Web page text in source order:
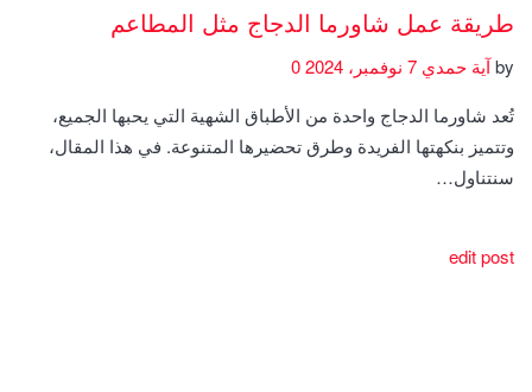
طريقة عمل شاورما الدجاج مثل المطاعم
byآية حمدي
تُعد شاورما الدجاج واحدة من الأطباق الشهية التي يحبها الجميع،
وتتميز بنكهتها الفريدة وطرق تحضيرها المتنوعة. في هذا المقال،
سنتناول…
edit post